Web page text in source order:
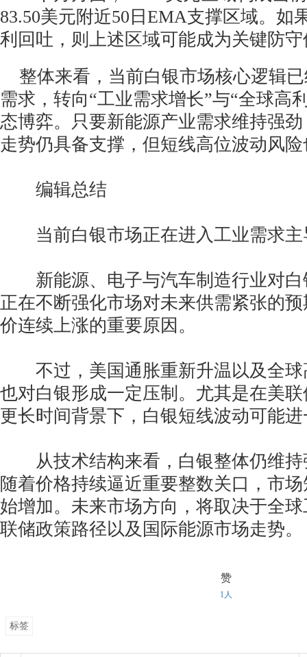
83.50美元附近50日EMA支撑区域。如
利回吐，则上述区域可能成为关键防
整体来看，当前白银市场核心逻辑
需求，转向“工业需求增长”与“全球高
态博弈。只要新能源产业需求维持强
走势仍具备支撑，但短线高位波动风
编辑总结
当前白银市场正在进入工业需求主
新能源、电子与汽车制造行业对白
正在不断强化市场对未来供需紧张的
价连续上涨的重要原因。
不过，美国通胀重新升温以及全球
也对白银形成一定压制。尤其是在美
更长时间背景下，白银短线波动可能
从技术结构来看，白银整体仍维持
随着价格持续逼近重要整数关口，市
始增加。未来市场方向，将取决于全
联储政策路径以及国际能源市场走势。
赞
1人
标签